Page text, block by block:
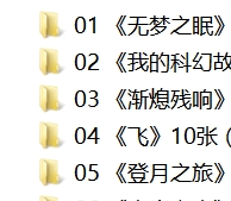
重
力
科
幻
征
文